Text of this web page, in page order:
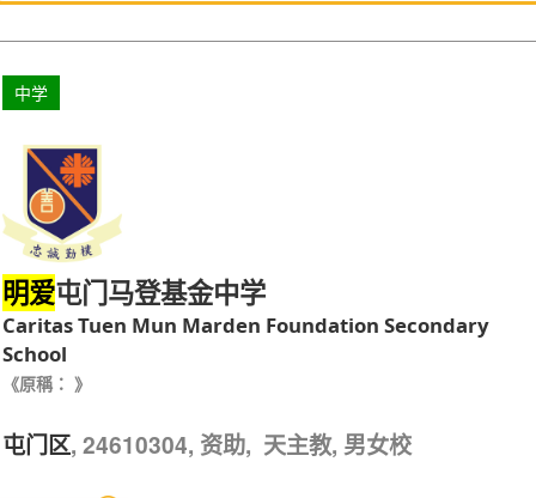
中学
明爱屯门马登基金中学
Caritas Tuen Mun Marden Foundation Secondary
School
《原稱： 》
屯门区, 24610304, 资助, 天主教, 男女校